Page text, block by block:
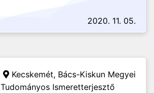
2020. 11. 05.
Kecskemét, Bács-Kiskun Megyei
Tudományos Ismeretterjesztő